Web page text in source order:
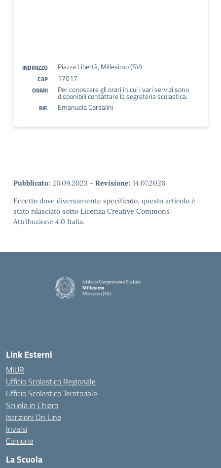
INDIRIZZO Piazza Libertà, Millesimo (SV)
CAP 17017
ORARI Per conoscere gli orari in cui i vari servizi sono
disponibili contattare la segreteria scolastica.
RIF. Emanuela Corsalini
Pubblicato: 26.09.2023 - Revisione: 14.07.2026
Eccetto dove diversamente specificato, questo articolo è
stato rilasciato sotto Licenza Creative Commons
Attribuzione 4.0 Italia.
Istituto Comprensivo Statale
Millesimo
Millesimo (SV)
Link Esterni
MIUR
Ufficio Scolastico Regionale
Ufficio Scolastico Territoriale
Scuola in Chiaro
Iscrizioni On Line
Invalsi
Comune
La Scuola